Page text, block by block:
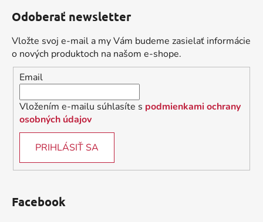
e
p
r
v
k
y
v
ý
e
Odoberať newsletter
Vložte svoj e-mail a my Vám budeme zasielať informácie
o nových produktoch na našom e-shope.
Email
Vložením e-mailu súhlasíte s podmienkami ochrany
osobných údajov
PRIHLÁSIŤ SA
Facebook